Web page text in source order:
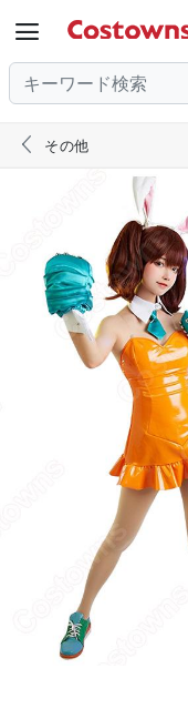

 その他